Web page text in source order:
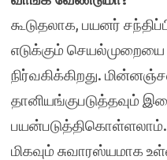
கூடுதலாக, பயனர்
எடுக்கும்
நிர்வகிக்கிறது.
தானியங்குபடுத்தவும்
மிகவும் சுவாரஸ்யமாக